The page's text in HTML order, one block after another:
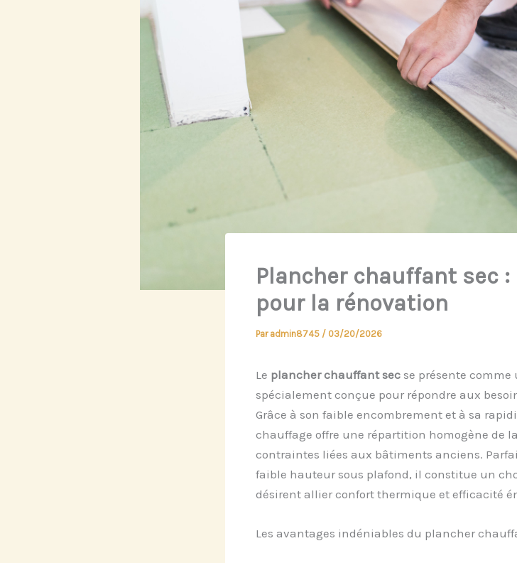
Plancher chauffant sec
pour la rénovation
Par admin8745 / 03/20/2026
Le plancher chauffant secse présente comme
spécialement conçue pour répondre aux
Grâce à son faible encombrement et à sa
chauffage offre une répartition homogène de
contraintes liées aux bâtiments anciens.
faible hauteur sous plafond, il constitue un
désirent allier confort thermique et efficacité
Les avantages indéniables du plancher